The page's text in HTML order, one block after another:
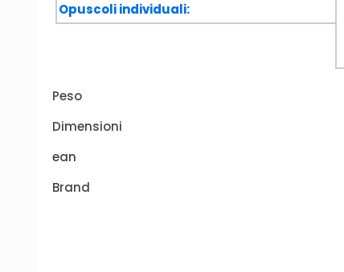
Opuscoli individuali:
Peso
Dimensioni
ean
Brand